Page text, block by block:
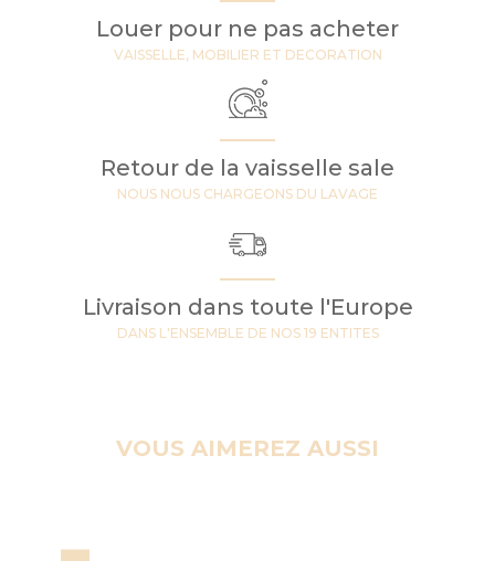
Louer pour ne pas acheter
VAISSELLE, MOBILIER ET DECORATION
Retour de la vaisselle sale
NOUS NOUS CHARGEONS DU LAVAGE
Livraison dans toute l'Europe
DANS L'ENSEMBLE DE NOS 19 ENTITES
VOUS AIMEREZ AUSSI